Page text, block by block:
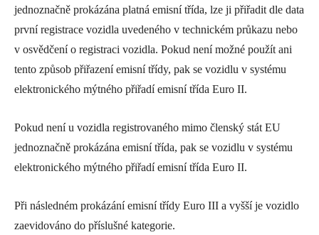
jednoznačně prokázána platná emisní třída, lze ji přiřadit dle data
první registrace vozidla uvedeného v technickém průkazu nebo
v osvědčení o registraci vozidla. Pokud není možné použít ani
tento způsob přiřazení emisní třídy, pak se vozidlu v systému
elektronického mýtného přiřadí emisní třída Euro II.
Pokud není u vozidla registrovaného mimo členský stát EU
jednoznačně prokázána emisní třída, pak se vozidlu v systému
elektronického mýtného přiřadí emisní třída Euro II.
Při následném prokázání emisní třídy Euro III a vyšší je vozidlo
zaevidováno do příslušné kategorie.